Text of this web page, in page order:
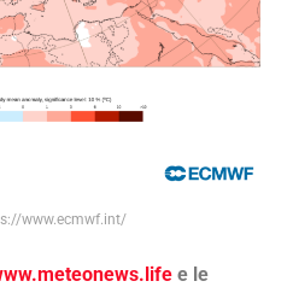
www.ecmwf.int/
e le